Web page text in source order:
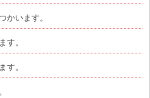
かいます。
す。
す。